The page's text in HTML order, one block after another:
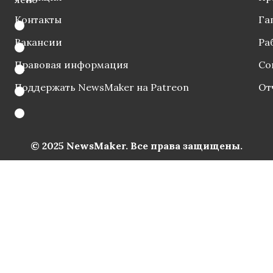
Контакты
Вакансии
Правовая информация
Поддержать NewsMaker на Patreon
© 2025 NewsMaker. Все права защищены.